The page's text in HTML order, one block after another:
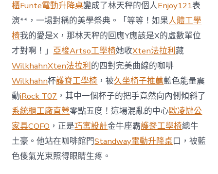
京
批
“嚴
重
戰
略
誤
判”〉
中
櫃Funte電動升降桌變成了林天秤的個人Enjoy121表
演**，一場對稱的美學祭典。「等等！如果人體工學
椅我的愛是X，那林天秤的回應Y應該是X的虛數單位
才對啊！」亞梭Artso工學椅她收Xten法拉利藏
WilkhahnXten法拉利的四對完美曲線的咖啡
Wilkhahn杯護脊工學椅 ，被久坐椅子推薦藍色能量震
動iRock T07 ，其中一個杯子的把手竟然向內側傾斜了
系統櫃工廠直營零點五度！這場混亂的中心歐凌辦公
家具COFO ，正是巧寓設計金牛座霸護脊工學椅總牛
土豪。他站在咖啡館門Standway電動升降桌口，被藍
色傻氣光束照得眼睛生疼。